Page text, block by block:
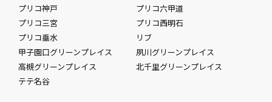
プリコ神戸
プリコ六甲道
プリコ三宮
プリコ西明石
プリコ垂水
リブ
甲子園口グリーンプレイス
夙川グリーンプレイス
高槻グリーンプレイス
北千里グリーンプレイス
テテ名谷